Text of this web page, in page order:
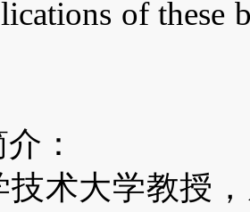
of these
：
技术大学教授